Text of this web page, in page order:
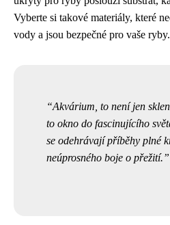
Vyberte si takové materiály, které
vody a jsou bezpečné pro vaše ryby.
Akvárium, to není jen
to okno do fascinujícího
se odehrávají příběhy plné
neúprosného boje o přežití.